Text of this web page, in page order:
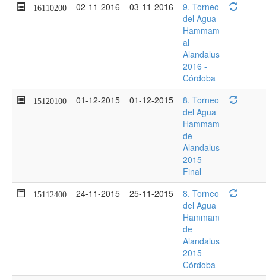
16110200 02-11-2016 03-11-2016
9. Torneo
del Agua
Hammam
al
Alandalus
2016 -
Córdoba
15120100 01-12-2015 01-12-2015
8. Torneo
del Agua
Hammam
de
Alandalus
2015 -
Final
15112400 24-11-2015 25-11-2015
8. Torneo
del Agua
Hammam
de
Alandalus
2015 -
Córdoba